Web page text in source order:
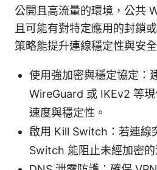
公開且高流量的環境，公共
且可能有對特定應用的封鎖
策略能提升連線穩定性與安全
使用強加密與穩定協定：
WireGuard 或 IKEv2 等
速度與穩定性。
啟用 Kill Switch：若連線
Switch 能阻止未經加密的